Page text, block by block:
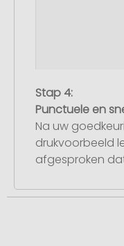
Stap 4:
Punctuele en
Na uw
drukvoorbeeld
afgesproken